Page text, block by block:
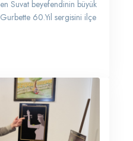
Suvat beyefendinin büyük
60.Yıl sergisini ilçe